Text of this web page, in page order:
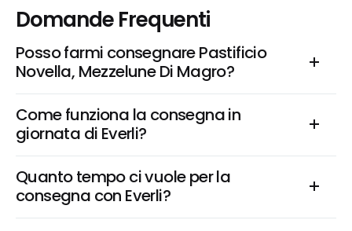
Domande Frequenti
Posso farmi consegnare Pastificio
Novella, Mezzelune Di Magro?
Come funziona la consegna in
giornata di Everli?
Quanto tempo ci vuole per la
consegna con Everli?